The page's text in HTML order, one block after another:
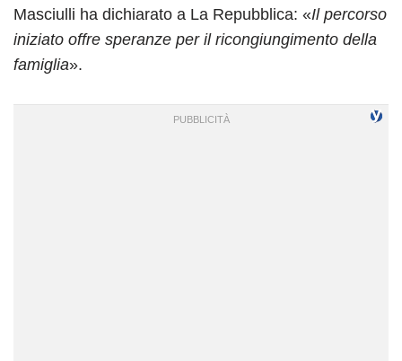
Masciulli ha dichiarato a La Repubblica: «Il percorso
iniziato offre speranze per il ricongiungimento della
famiglia».